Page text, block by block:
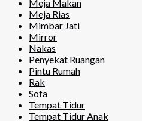
Meja Makan
Meja Rias
Mimbar Jati
Mirror
Nakas
Penyekat Ruangan
Pintu Rumah
Rak
Sofa
Tempat Tidur
Tempat Tidur Anak